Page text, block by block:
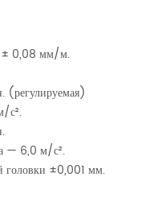
± 0,08 мм/м.
с².
— 6,0 м/с².
головки ±0,001 мм.